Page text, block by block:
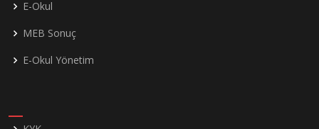
E-Okul
MEB Sonuç
E-Okul Yönetim